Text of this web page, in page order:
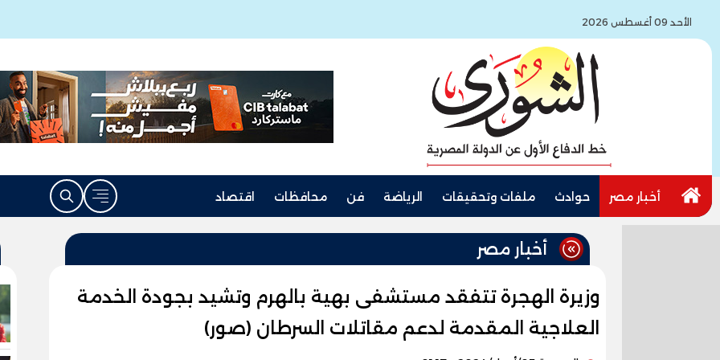
الأحد 09 أغسطس 2026
أخبار مصر حوادث ملفات وتحقيقات الرياضة فن محافظات اقتصاد
أخبار مصر
وزيرة الهجرة تتفقد مستشفى بهية بالهرم وتشيد بجودة الخدمة
العلاجية المقدمة لدعم مقاتلات السرطان (صور)